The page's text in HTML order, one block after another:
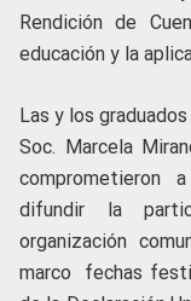
Rendición de
educación y la
Las y los
Soc. Marcela
comprometieron
difundir la
organización
marco fechas